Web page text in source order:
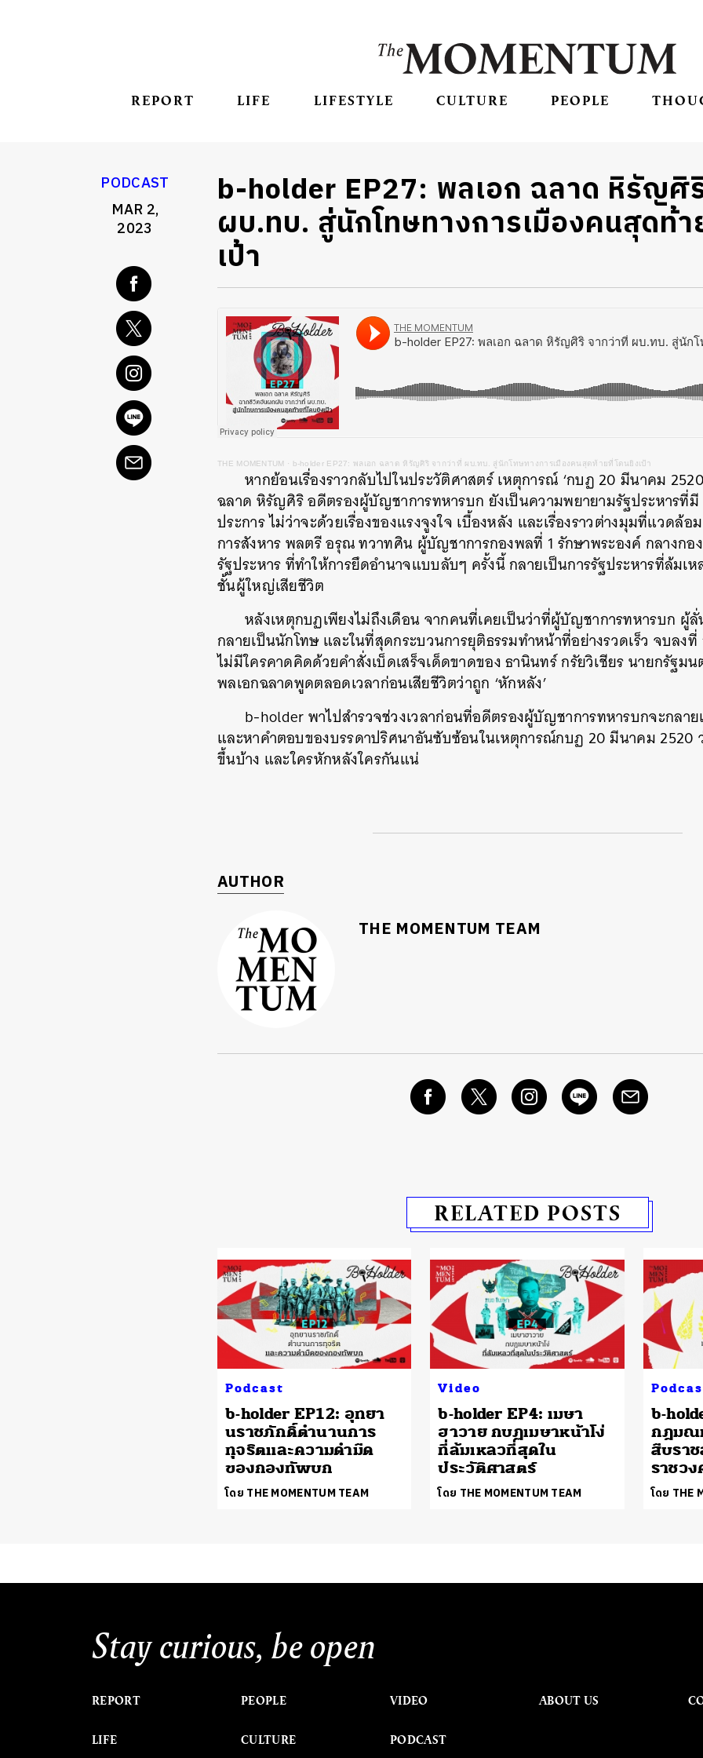
REPORT LIFE LIFESTYLE CULTURE PEOPLE
PODCAST
MAR 2,
2023
b-holder EP27: พลเอก ฉลาด หิรัญศิ
ผบ.ทบ. สู่นักโทษทางการเมืองคนสุดท้
เป้า
THE MOMENTUM · b-holder EP27: พลเอก ฉลาด หิรัญศิริ จากว่าที่ ผบ.ทบ. สู่นักโทษทางการเมืองคนสุดท้ายที่โดนยิงเป้า
หากย้อนเรื่องราวกลับไปในประวัติศาสตร์ เหตุการณ์ ‘กบฏ 20 มีนาคม
ฉลาด หิรัญศิริ อดีตรองผู้บัญชาการทหารบก ยังเป็นความพยายามรัฐประหารที่มี
ประการ ไม่ว่าจะด้วยเรื่องของแรงจูงใจ เบื้องหลัง และเรื่องราวต่างมุมที่แวดล้
การสังหาร พลตรี อรุณ ทวาทศิน ผู้บัญชาการกองพลที่ 1 รักษาพระองค์ กลางก
รัฐประหาร ที่ทำให้การยึดอำนาจแบบลับๆ ครั้งนี้ กลายเป็นการรัฐประหารที่ล้มเ
ชั้นผู้ใหญ่เสียชีวิต
หลังเหตุกบฏเพียงไม่ถึงเดือน จากคนที่เคยเป็นว่าที่ผู้บัญชาการทหารบก ผู้
กลายเป็นนักโทษ และในที่สุดกระบวนการยุติธรรมทำหน้าที่อย่างรวดเร็ว จบลงที่
ไม่มีใครคาดคิดด้วยคำสั่งเบ็ดเสร็จเด็ดขาดของ ธานินทร์ กรัยวิเชียร นายกรัฐม
พลเอกฉลาดพูดตลอดเวลาก่อนเสียชีวิตว่าถูก ‘หักหลัง’
b-holder พาไปสำรวจช่วงเวลาก่อนที่อดีตรองผู้บัญชาการทหารบกจะกลา
และหาคำตอบของบรรดาปริศนาอันซับซ้อนในเหตุการณ์กบฏ 20 มีนาคม 2520
ขึ้นบ้าง และใครหักหลังใครกันแน่
AUTHOR
THE MOMENTUM TEAM
RELATED POSTS
Podcast
b-holder EP12: อุทยา
นราชภักดิ์ตำนานการ
ทุจริตและความดำมืด
ของกองทัพบก
โดย THE MOMENTUM TEAM
Video
b-holder EP4: เมษา
ฮาวาย กบฏเมษาหน้าโง่
ที่ล้มเหลวที่สุดใน
ประวัติศาสตร์
โดย THE MOMENTUM TEAM
b-
กฎมณ
สืบรา
ราชวง
โดย THE
Stay curious, be open
REPORT
LIFE
PEOPLE
CULTURE
VIDEO
PODCAST
ABOUT US